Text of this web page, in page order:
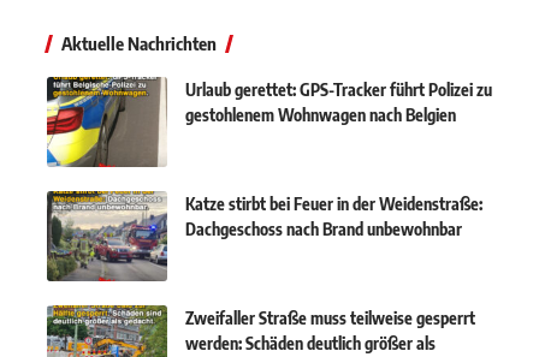
Aktuelle Nachrichten
Urlaub gerettet: GPS-Tracker führt Polizei zu
gestohlenem Wohnwagen nach Belgien
Katze stirbt bei Feuer in der Weidenstraße:
Dachgeschoss nach Brand unbewohnbar
Zweifaller Straße muss teilweise gesperrt
werden: Schäden deutlich größer als